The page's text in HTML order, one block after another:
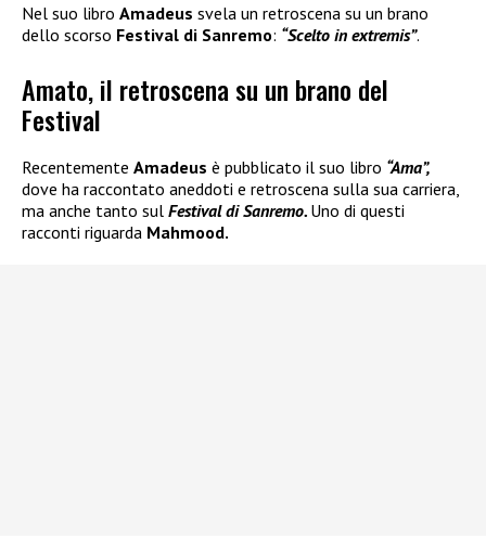
Nel suo libro Amadeus svela un retroscena su un brano
dello scorso Festival di Sanremo: “Scelto in extremis”.
Amato, il retroscena su un brano del
Festival
Recentemente Amadeus è pubblicato il suo libro “Ama”,
dove ha raccontato aneddoti e retroscena sulla sua carriera,
ma anche tanto sul Festival di Sanremo. Uno di questi
racconti riguarda Mahmood.